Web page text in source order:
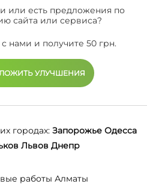
или есть предложения по
сайта или сервиса?
нами и получите 50 грн.
УЛУЧШЕНИЯ
городах: Запорожье Одесса
Львов Днепр
работы Алматы